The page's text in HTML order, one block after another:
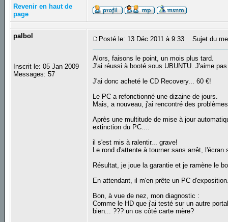
Revenir en haut de
page
palbol
Inscrit le: 05 Jan 2009
Messages: 57
Posté le: 13 Déc 2011 à 9:33 Sujet du
Alors, faisons le point, un mois plus tard.
J'ai réussi à booté sous UBUNTU. J'aime
J'ai donc acheté le CD Recovery... 60 €!
Le PC a refonctionné une dizaine de jours.
Mais, a nouveau, j'ai rencontré des
Après une multitude de mise à jour
extinction du PC....
il s'est mis à ralentir... grave!
Le rond d'attente à tourner sans arrêt, l'écran
Résultat, je joue la garantie et je ramène le
En attendant, il m'en prête un PC
Bon, à vue de nez, mon diagnostic :
Comme le HD que j'ai testé sur un autre
bien... ??? un os côté carte mère?